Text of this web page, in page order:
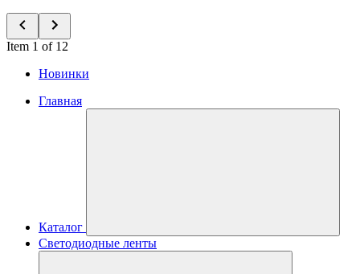
Item 1 of 12
Новинки
Главная
Каталог
Светодиодные ленты